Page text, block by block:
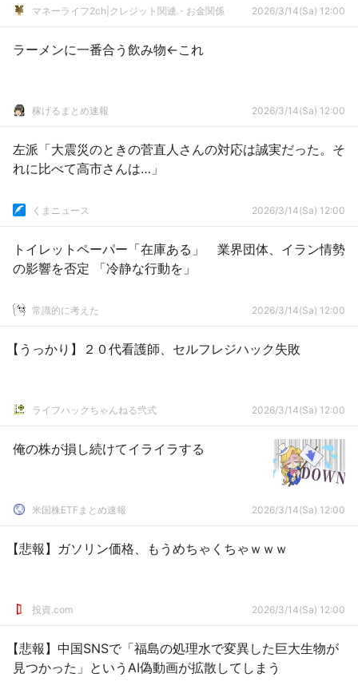
マネーライフ2ch|クレジット関連・お金関係 2026/3/14(Sa) 12:00
ラーメンに一番合う飲み物←これ
稼げるまとめ速報 2026/3/14(Sa) 12:00
左派「大震災のときの菅直人さんの対応は誠実だった。そ
れに比べて高市さんは…」
くまニュース 2026/3/14(Sa) 12:00
トイレットペーパー「在庫ある」 業界団体、イラン情勢
の影響を否定 「冷静な行動を」
常識的に考えた 2026/3/14(Sa) 12:00
【うっかり】２０代看護師、セルフレジハック失敗
ライフハックちゃんねる弐式 2026/3/14(Sa) 12:00
俺の株が損し続けてイライラする
米国株ETFまとめ速報 2026/3/14(Sa) 12:00
【悲報】ガソリン価格、もうめちゃくちゃｗｗｗ
投資.com 2026/3/14(Sa) 12:00
【悲報】中国SNSで「福島の処理水で変異した巨大生物が
見つかった」というAI偽動画が拡散してしまう